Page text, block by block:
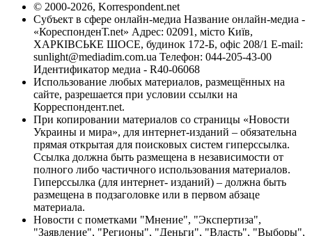
© 2000-2026, Korrespondent.net
Субъект в сфере онлайн-медиа Название онлайн-медиа -
«КореспонденТ.net» Адрес: 02091, місто Київ,
ХАРКІВСЬКЕ ШОСЕ, будинок 172-Б, офіс 208/1 E-mail:
sunlight@mediadim.com.ua Телефон: 044-205-43-00
Идентификатор медиа - R40-06068
Использование любых материалов, размещённых на
сайте, разрешается при условии ссылки на
Корреспондент.net.
При копировании материалов со страницы «Новости
Украины и мира», для интернет-изданий – обязательна
прямая открытая для поисковых систем гиперссылка.
Ссылка должна быть размещена в независимости от
полного либо частичного использования материалов.
Гиперссылка (для интернет- изданий) – должна быть
размещена в подзаголовке или в первом абзаце
материала.
Новости с пометками "Мнение", "Экспертиза",
"Заявление", "Регионы", "Деньги", "Власть", "Выборы",